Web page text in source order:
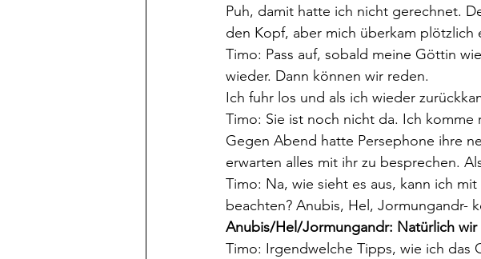
Puh, damit hatte ich nicht gerechnet.
den Kopf, aber mich überkam plötzlich
Timo: Pass auf, sobald meine Göttin
wieder. Dann können wir reden.
Ich fuhr los und als ich wieder
Timo: Sie ist noch nicht da. Ich komme
Gegen Abend hatte Persephone ihre
erwarten alles mit ihr zu besprechen.
Timo: Na, wie sieht es aus, kann ich
beachten? Anubis, Hel, Jormungandr-
Anubis/Hel/Jormungandr: Natürlich wir
Timo: Irgendwelche Tipps, wie ich das